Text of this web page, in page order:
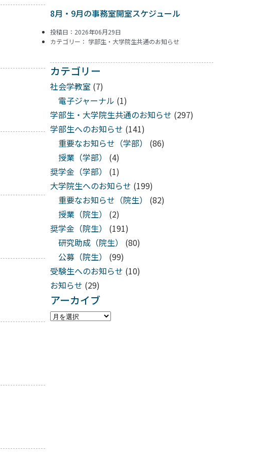
8月・9月の事務室開室スケジュール
投稿日：2026年06月29日
カテゴリー： 学部生・大学院生共通のお知らせ
カテゴリー
社会学教室 (7)
電子ジャーナル (1)
学部生・大学院生共通のお知らせ (297)
学部生へのお知らせ (141)
重要なお知らせ（学部）
(86)
授業（学部）
(4)
奨学金（学部）
(1)
大学院生へのお知らせ (199)
重要なお知らせ（院生）
(82)
授業（院生）
(2)
奨学金（院生）
(191)
研究助成（院生）
(80)
公募（院生）
(99)
受験生へのお知らせ (10)
お知らせ (29)
アーカイブ